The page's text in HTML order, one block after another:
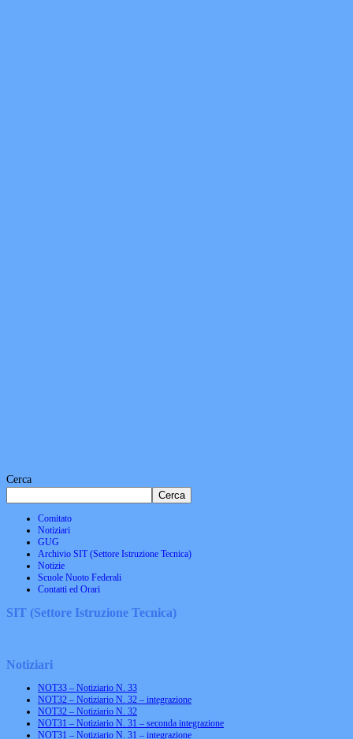
Cerca
Cerca
Comitato
Notiziari
GUG
Archivio SIT (Settore Istruzione Tecnica)
Notizie
Scuole Nuoto Federali
Contatti ed Orari
SIT (Settore Istruzione Tecnica)
Notiziari
NOT33 – Notiziario N. 33
NOT32 – Notiziario N. 32 – integrazione
NOT32 – Notiziario N. 32
NOT31 – Notiziario N. 31 – seconda integrazione
NOT31 – Notiziario N. 31 – integrazione